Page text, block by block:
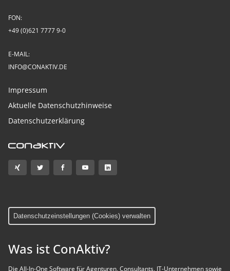
FON:
+49 (0)621 7777 9-0
E-MAIL:
INFO@CONAKTIV.DE
Impressum
Aktuelle Datenschutzhinweise
Datenschutzerklärung
Datenschutzeinstellungen (Cookies) verwalten
Was ist ConAktiv?
Die All-In-One Software für Agenturen, Consultants, IT-Unternehmen sowie